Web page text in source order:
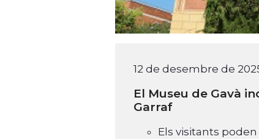
12 de desembre de
El Museu de Gavà
Garraf
Els visitants